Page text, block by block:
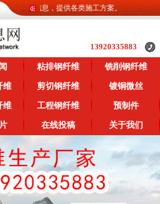
钢纤维信息，提供各类施工方案。
13920335883
粘排钢纤维 铣削钢纤维
维 剪切钢纤维 镀铜微丝
维 工程钢纤维 预制件
在线投稿 关于我们